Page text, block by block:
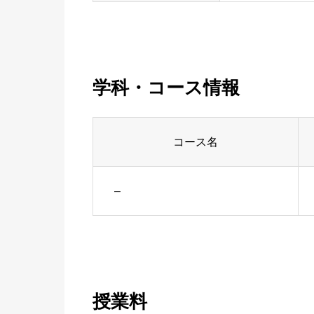
学科・コース情報
コース名
–
授業料